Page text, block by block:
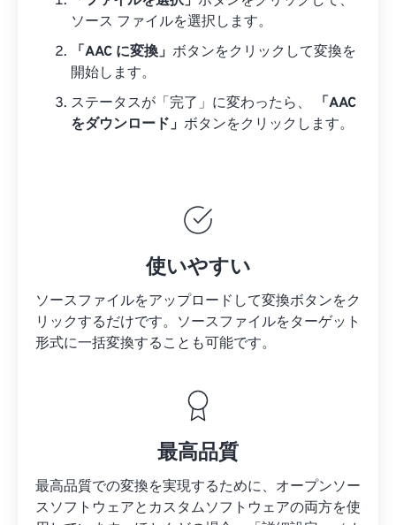
ソース ファイルを選択します。
「AAC に変換」 ボタンをクリックして変換を
開始します。
ステータスが「完了」に変わったら、
「AAC
をダウンロード」 ボタンをクリックします。
使いやすい
ソースファイルをアップロードして変換ボタンをク
リックするだけです。 ソースファイルをターゲット
形式に一括変換することも可能です。
最高品質
最高品質での変換を実現するために、オープンソー
スソフトウェアとカスタムソフトウェアの両方を使